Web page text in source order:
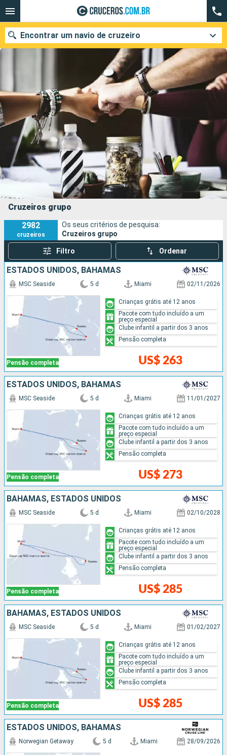
Encontrar um navio de cruzeiro
Quando ir?
Data de partida
Cidades Companhias
Pesquisar
Cruzeiros grupo
2982
cruzeiros
Os seus critérios de pesquisa:
Cruzeiros grupo
Filtro Ordenar
ESTADOS UNIDOS, BAHAMAS
Pensão completa
MSC Seaside 5 d Miami 02/11/2026
US$ 263
Crianças grátis até 12 anos
Pacote com tudo incluído a um
preço especial
Clube infantil a partir dos 3 anos
Pensão completa
ESTADOS UNIDOS, BAHAMAS
Pensão completa
MSC Seaside 5 d Miami 11/01/2027
US$ 273
Crianças grátis até 12 anos
Pacote com tudo incluído a um
preço especial
Clube infantil a partir dos 3 anos
Pensão completa
BAHAMAS, ESTADOS UNIDOS
Pensão completa
MSC Seaside 5 d Miami 02/10/2028
US$ 285
Crianças grátis até 12 anos
Pacote com tudo incluído a um
preço especial
Clube infantil a partir dos 3 anos
Pensão completa
BAHAMAS, ESTADOS UNIDOS
Pensão completa
MSC Seaside 5 d Miami 01/02/2027
US$ 285
Crianças grátis até 12 anos
Pacote com tudo incluído a um
preço especial
Clube infantil a partir dos 3 anos
Pensão completa
ESTADOS UNIDOS, BAHAMAS
Norwegian Getaway 5 d Miami 28/09/2026